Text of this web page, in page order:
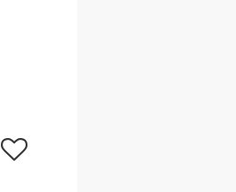
Lägg till i favoriter